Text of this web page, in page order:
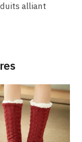
alliant